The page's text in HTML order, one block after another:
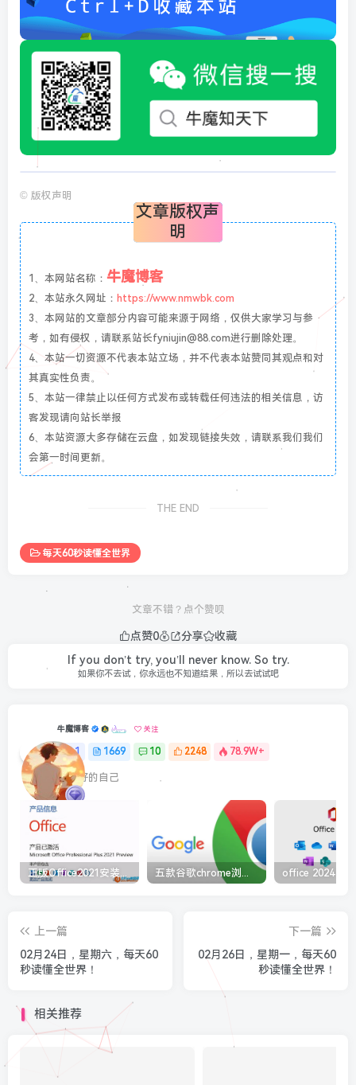
© 版权声明
文章版权声
明
1、本网站名称： 牛魔博客
2、本站永久网址： https://www.nmwbk.com
3、本网站的文章部分内容可能来源于网络，仅供大家学习与参
考，如有侵权，请联系站长fyniujin@88.com进行删除处理。
4、本站一切资源不代表本站立场，并不代表本站赞同其观点和对
其真实性负责。
5、本站一律禁止以任何方式发布或转载任何违法的相关信息，访
客发现请向站长举报
6、本站资源大多存储在云盘，如发现链接失效，请联系我们我们
会第一时间更新。
THE END
每天60秒读懂全世界
文章不错？点个赞呗
点赞0 分享
收藏
If you don’t try, you’ll never know. So try.
如果你不去试，你永远也不知道结果，所以去试试吧
牛魔博客 关注
1 1669 10 2248 78.9W+
最最好的自己
五款谷歌chrome浏览器截图插件工具推荐
上一篇
02月24日，星期六，每天60
秒读懂全世界！
下一篇
02月26日，星期一，每天60
秒读懂全世界！
相关推荐